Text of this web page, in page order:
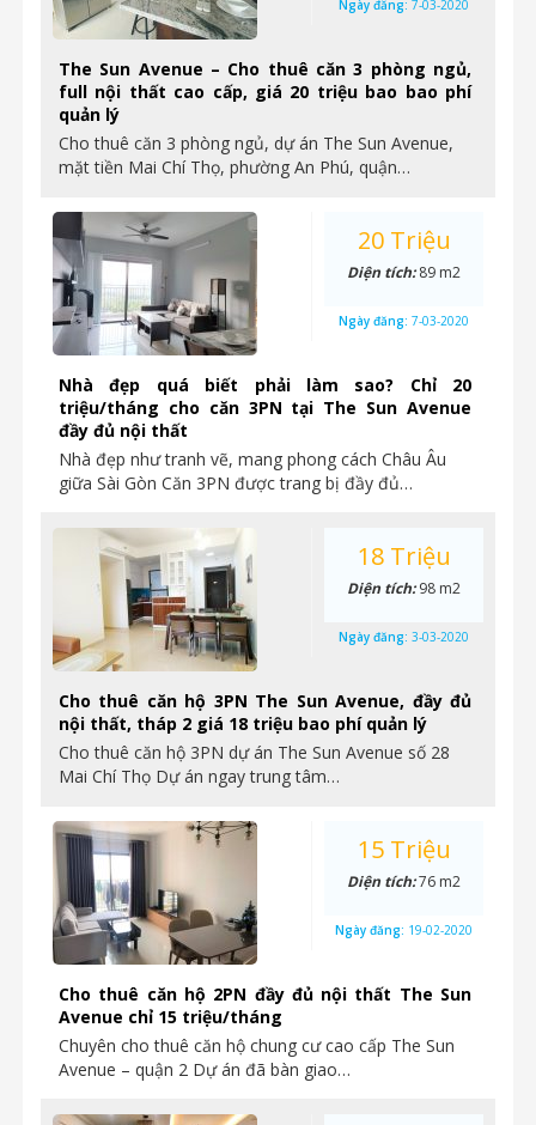
The Sun Avenue – Cho thuê căn 3 phòng ngủ,
full nội thất cao cấp, giá 20 triệu bao bao phí
quản lý
Cho thuê căn 3 phòng ngủ, dự án The Sun Avenue,
mặt tiền Mai Chí Thọ, phường An Phú, quận…
Ngày đăng: 7-03-2020
Nhà đẹp quá biết phải làm sao? Chỉ 20
triệu/tháng cho căn 3PN tại The Sun Avenue
đầy đủ nội thất
Nhà đẹp như tranh vẽ, mang phong cách Châu Âu
giữa Sài Gòn Căn 3PN được trang bị đầy đủ…
20 Triệu
Diện tích:89 m2
Ngày đăng: 7-03-2020
Cho thuê căn hộ 3PN The Sun Avenue, đầy đủ
nội thất, tháp 2 giá 18 triệu bao phí quản lý
Cho thuê căn hộ 3PN dự án The Sun Avenue số 28
Mai Chí Thọ Dự án ngay trung tâm…
18 Triệu
Diện tích:98 m2
Ngày đăng: 3-03-2020
Cho thuê căn hộ 2PN đầy đủ nội thất The Sun
Avenue chỉ 15 triệu/tháng
Chuyên cho thuê căn hộ chung cư cao cấp The Sun
Avenue – quận 2 Dự án đã bàn giao…
15 Triệu
Diện tích:76 m2
Ngày đăng: 19-02-2020